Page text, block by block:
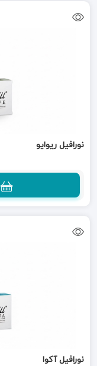
نورافیل ریوایو
نورافیل آکوا